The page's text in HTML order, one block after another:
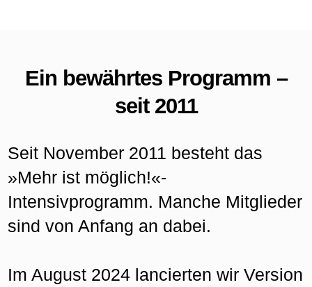
Ein bewährtes Programm –
seit 2011
Seit November 2011 besteht das
»Mehr ist möglich!«-
Intensivprogramm. Manche Mitglieder
sind von Anfang an dabei.
Im August 2024 lancierten wir Version